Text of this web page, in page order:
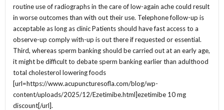
routine use of radiographs in the care of low-again ache could result
in worse outcomes than with out their use. Telephone follow-up is
acceptable as long as clinic Patients should have fast access to a
observe-up comply with-up is out there if requested or essential.
Third, whereas sperm banking should be carried out at an early age,
it might be difficult to debate sperm banking earlier than adulthood
total cholesterol lowering foods
[url=https://www.acupuncturesofla.com/blog/wp-
content/uploads/2025/12/Ezetimibe.html]ezetimibe 10 mg
discount[/url].